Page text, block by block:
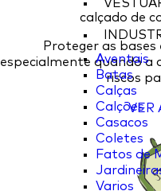
Aventais
Batas
Calças
Calções
Casacos
Coletes
Fatos de
Varios
calçado de
Proteger as
especialmente quando a
riscos
VER